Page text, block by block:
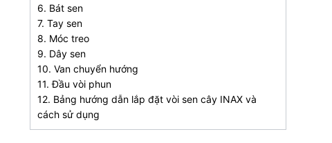
6. Bát sen
7. Tay sen
8. Móc treo
9. Dây sen
10. Van chuyển hướng
11. Đầu vòi phun
12. Bảng hướng dẫn lắp đặt vòi sen cây INAX và
cách sử dụng